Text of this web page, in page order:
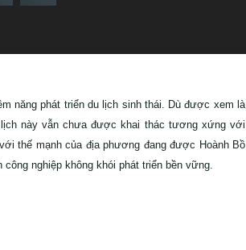
năng phát triển du lịch sinh thái. Dù được xem là
này vẫn chưa được khai thác tương xứng với
thế mạnh của địa phương đang được Hoành Bồ
nghiệp không khói phát triển bền vững.